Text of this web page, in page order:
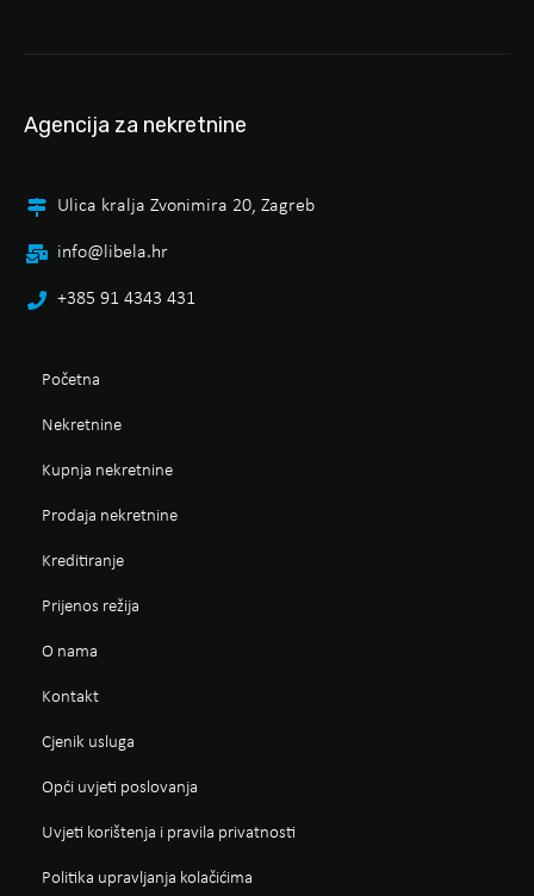
Agencija za nekretnine
Ulica kralja Zvonimira 20, Zagreb
info@libela.hr
+385 91 4343 431
Početna
Nekretnine
Kupnja nekretnine
Prodaja nekretnine
Kreditiranje
Prijenos režija
O nama
Kontakt
Cjenik usluga
Opći uvjeti poslovanja
Uvjeti korištenja i pravila privatnosti
Politika upravljanja kolačićima